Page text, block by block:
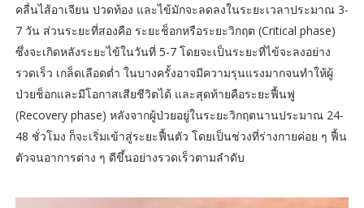
คลื่นไส้อาเจียน ปวดท้อง และไข้มักจะลดลงในระยะเวลาประมาณ 3-
7 วัน ส่วนระยะที่สองคือ ระยะช็อกหรือระยะวิกฤต (Critical phase)
ซึ่งจะเกิดหลังระยะไข้ในวันที่ 5-7 โดยจะเป็นระยะที่ไข้จะลงอย่าง
รวดเร็ว เกล็ดเลือดต่ำ ในบางครั้งอาจมีความรุนแรงมากจนทำให้ผู้
ป่วยช็อกและมีโอกาสเสียชีวิตได้ และสุดท้ายคือระยะฟื้นฟู
(Recovery phase) หลังจากผู้ป่วยอยู่ในระยะวิกฤตนานประมาณ 24-
48 ชั่วโมง ก็จะเริ่มเข้าสู่ระยะฟื้นตัว โดยเป็นช่วงที่ร่างกายค่อย ๆ ฟื้น
ตัวจนอาการต่าง ๆ ดีขึ้นอย่างรวดเร็วตามลำดับ